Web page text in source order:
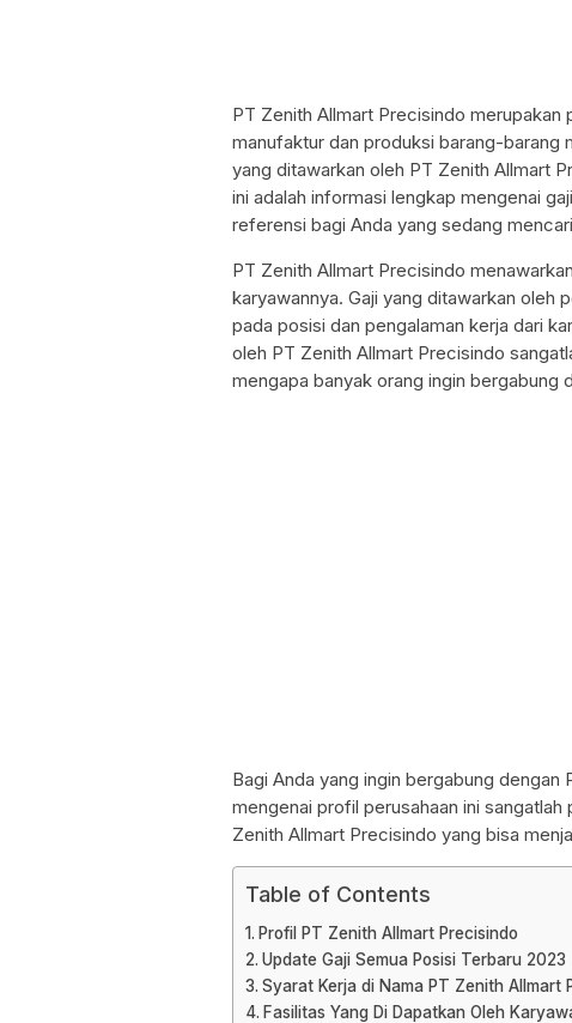
PT Zenith Allmart Precisindo merupakan
manufaktur dan produksi barang-barang
yang ditawarkan oleh PT Zenith Allmart
ini adalah informasi lengkap mengenai
referensi bagi Anda yang sedang
PT Zenith Allmart Precisindo
karyawannya. Gaji yang ditawarkan oleh
pada posisi dan pengalaman kerja dari
oleh PT Zenith Allmart Precisindo
mengapa banyak orang ingin bergabung
Bagi Anda yang ingin bergabung
mengenai profil perusahaan ini
Zenith Allmart Precisindo yang bisa
Table of Contents
Profil PT Zenith Allmart Precisindo
Update Gaji Semua Posisi Terbaru 2023
Syarat Kerja di Nama PT Zenith Allmart
Fasilitas Yang Di Dapatkan Oleh